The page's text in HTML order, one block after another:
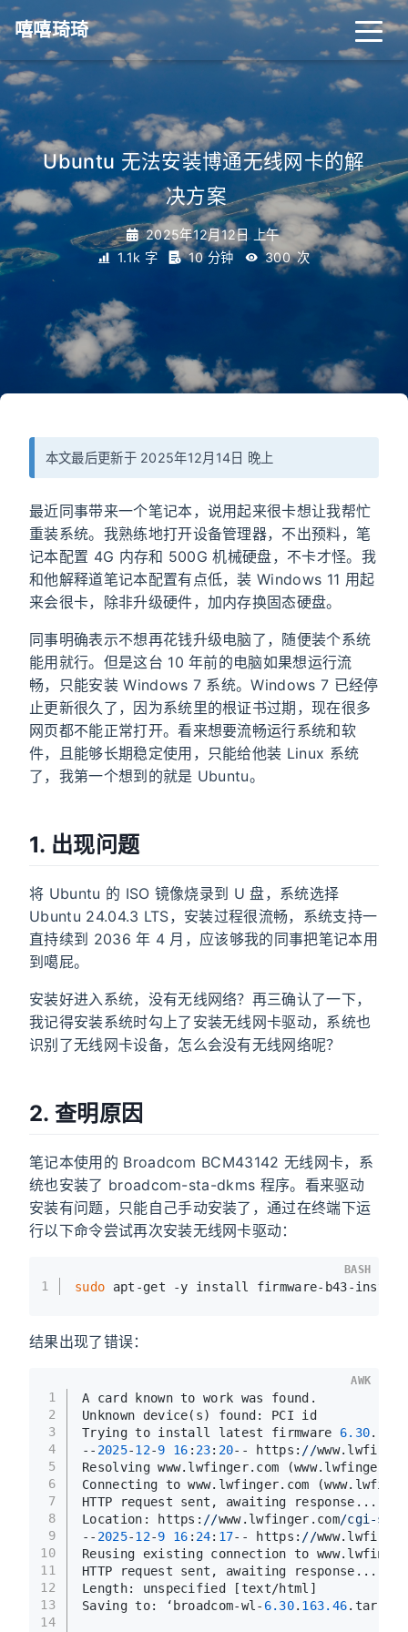
嘻嘻琦琦
Ubuntu 无法安装博通无线网卡的解
决方案 _
2025年12月12日 上午
1.1k 字
10 分钟 300次
本文最后更新于 2025年12月14日 晚上
最近同事带来一个笔记本，说用起来很卡想让我帮忙
重装系统。我熟练地打开设备管理器，不出预料，笔
记本配置 4G 内存和 500G 机械硬盘，不卡才怪。我
和他解释道笔记本配置有点低，装 Windows 11 用起
来会很卡，除非升级硬件，加内存换固态硬盘。
同事明确表示不想再花钱升级电脑了，随便装个系统
能用就行。但是这台 10 年前的电脑如果想运行流
畅，只能安装 Windows 7 系统。Windows 7 已经停
止更新很久了，因为系统里的根证书过期，现在很多
网页都不能正常打开。看来想要流畅运行系统和软
件，且能够长期稳定使用，只能给他装 Linux 系统
了，我第一个想到的就是 Ubuntu。
1. 出现问题
将 Ubuntu 的 ISO 镜像烧录到 U 盘，系统选择
Ubuntu 24.04.3 LTS，安装过程很流畅，系统支持一
直持续到 2036 年 4 月，应该够我的同事把笔记本用
到噶屁。
安装好进入系统，没有无线网络？再三确认了一下，
我记得安装系统时勾上了安装无线网卡驱动，系统也
识别了无线网卡设备，怎么会没有无线网络呢？
2. 查明原因
笔记本使用的 Broadcom BCM43142 无线网卡，系
统也安装了 broadcom-sta-dkms 程序。看来驱动
安装有问题，只能自己手动安装了，通过在终端下运
行以下命令尝试再次安装无线网卡驱动：
1 sudo apt-get -y install firmware-b43-
BASH
结果出现了错误：
1
2
3
4
5
6
7
8
9
10
11
12
13
14
A card known to work was found.
Unknown device(s) found: PCI id
Trying to install latest firmware 6.30.
-- 2025-12-9 16 : 23: 20-- https: //
Resolving www.lwfinger.com
Connecting to www.lwfinger.com
HTTP request sent, awaiting response...
Location: https: //www.lwfinger.com/cgi-sys/
-- 2025-12-9 16 : 24: 17-- https: //
Reusing existing connection to
HTTP request sent, awaiting response...
Length: unspecified [text/html]
Saving to: ‘broadcom-wl- 6.30. 163.46
AWK